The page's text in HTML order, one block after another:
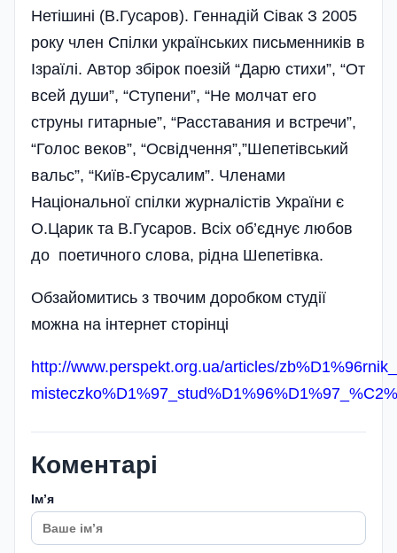
Нетішині (В.Гусаров). Геннадій Сівак З 2005
року член Спілки українських письменників в
Ізраїлі. Автор збірок поезій “Дарю стихи”, “От
всей души”, “Ступени”, “Не молчат его
струны гитарные”, “Расставания и встречи”,
“Голос веков”, “Освідчення”,”Шепетівський
вальс”, “Київ-Єрусалим”. Членами
Національної спілки журналістів України є
О.Царик та В.Гусаров. Всіх об’єднує любов
до поетичного слова, рідна Шепетівка.
Обзайомитись з твочим доробком студії
можна на інтернет сторінці
http://www.perspekt.org.ua/articles/
Коментарі
Імʼя